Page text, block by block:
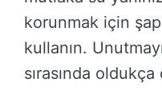
korunmak için
kullanın.
sırasında